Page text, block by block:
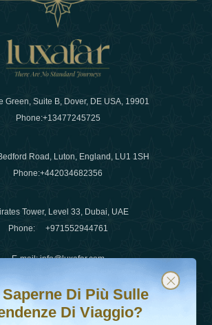
Green, Suite B, Dover, DE USA, 19901
Phone:+13477245725
Road, Luton, England, LU1 1SH
Phone:+442034682356
Tower, Level 33, Dubai, UAE
Phone: +971552944761
E-mail:info@luxafar.com
WhatsApp No
+442034682356
di più sulle ultime tendenze di viaggio?
newsletter e rimani aggiornato
Di Più Sulle
Di Viaggio?